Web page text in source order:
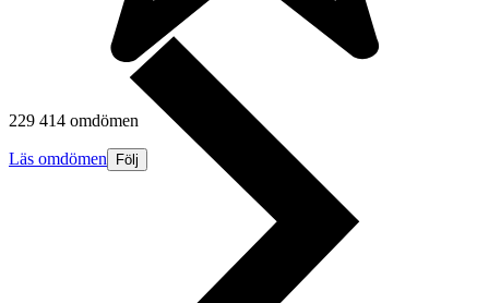
229 414 omdömen
Läs omdömen Följ